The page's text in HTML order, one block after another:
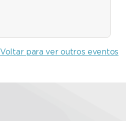
Voltar para ver outros eventos